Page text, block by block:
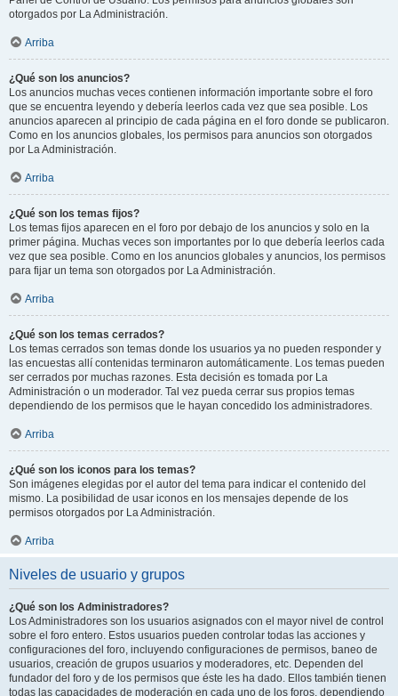
otorgados por La Administración.
Arriba
¿Qué son los anuncios?
Los anuncios muchas veces contienen información importante sobre el foro
que se encuentra leyendo y debería leerlos cada vez que sea posible. Los
anuncios aparecen al principio de cada página en el foro donde se publicaron.
Como en los anuncios globales, los permisos para anuncios son otorgados
por La Administración.
Arriba
¿Qué son los temas fijos?
Los temas fijos aparecen en el foro por debajo de los anuncios y solo en la
primer página. Muchas veces son importantes por lo que debería leerlos cada
vez que sea posible. Como en los anuncios globales y anuncios, los permisos
para fijar un tema son otorgados por La Administración.
Arriba
¿Qué son los temas cerrados?
Los temas cerrados son temas donde los usuarios ya no pueden responder y
las encuestas allí contenidas terminaron automáticamente. Los temas pueden
ser cerrados por muchas razones. Esta decisión es tomada por La
Administración o un moderador. Tal vez pueda cerrar sus propios temas
dependiendo de los permisos que le hayan concedido los administradores.
Arriba
¿Qué son los iconos para los temas?
Son imágenes elegidas por el autor del tema para indicar el contenido del
mismo. La posibilidad de usar iconos en los mensajes depende de los
permisos otorgados por La Administración.
Arriba
Niveles de usuario y grupos
¿Qué son los Administradores?
Los Administradores son los usuarios asignados con el mayor nivel de control
sobre el foro entero. Estos usuarios pueden controlar todas las acciones y
configuraciones del foro, incluyendo configuraciones de permisos, baneo de
usuarios, creación de grupos usuarios y moderadores, etc. Dependen del
fundador del foro y de los permisos que éste les ha dado. Ellos también tienen
todas las capacidades de moderación en cada uno de los foros, dependiendo